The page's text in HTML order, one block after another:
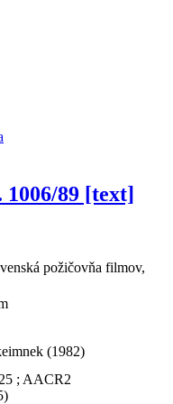
89 [text]
požičovňa filmov,
(1982)
; AACR2